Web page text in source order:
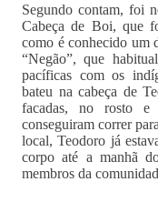
Segundo contam, foi
Cabeça de Boi, que
como é conhecido um
“Negão”, que
pacíficas com os
bateu na cabeça de
facadas, no rosto e
conseguiram correr
local, Teodoro já
corpo até a manhã
membros da